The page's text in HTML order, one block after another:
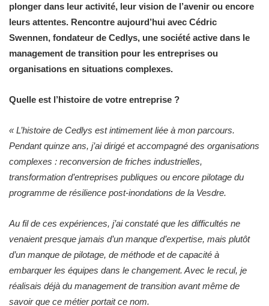
plonger dans leur activité, leur vision de l’avenir ou encore
leurs attentes. Rencontre aujourd’hui avec Cédric
Swennen, fondateur de Cedlys, une société active dans le
management de transition pour les entreprises ou
organisations en situations complexes.
Quelle est l’histoire de votre entreprise ?
« L’histoire de Cedlys est intimement liée à mon parcours.
Pendant quinze ans, j’ai dirigé et accompagné des organisations
complexes : reconversion de friches industrielles,
transformation d’entreprises publiques ou encore pilotage du
programme de résilience post-inondations de la Vesdre.
Au fil de ces expériences, j’ai constaté que les difficultés ne
venaient presque jamais d’un manque d’expertise, mais plutôt
d’un manque de pilotage, de méthode et de capacité à
embarquer les équipes dans le changement. Avec le recul, je
réalisais déjà du management de transition avant même de
savoir que ce métier portait ce nom.